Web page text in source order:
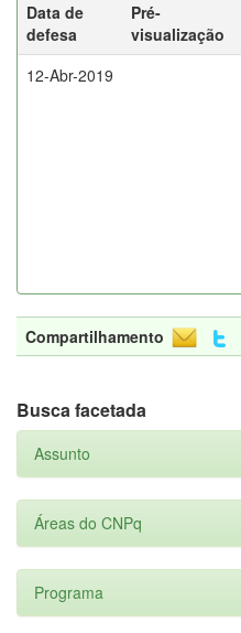
Data de
defesa
Pré-
visualização
12-Abr-2019
Compartilhamento
Busca facetada
Assunto
Áreas do CNPq
Programa